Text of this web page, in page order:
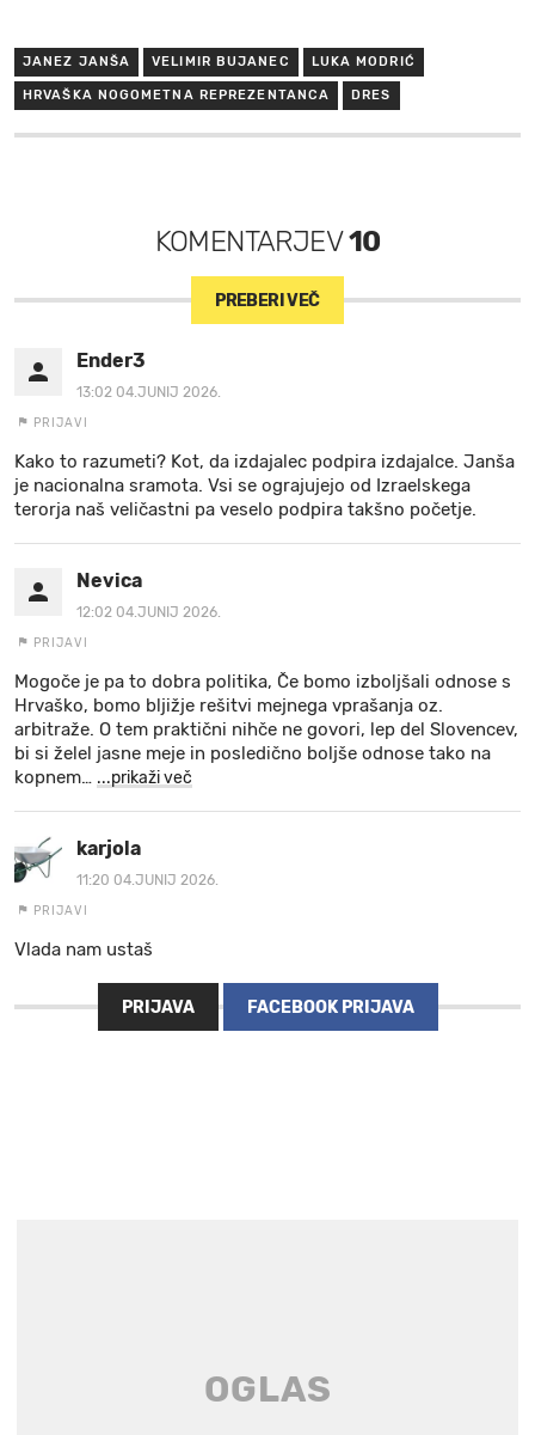
JANEZ JANŠA VELIMIR BUJANEC LUKA MODRIĆ
HRVAŠKA NOGOMETNA REPREZENTANCA DRES
KOMENTARJEV10
PREBERI VEČ
Ender3
13:02 04.JUNIJ 2026.
PRIJAVI
Kako to razumeti? Kot, da izdajalec podpira izdajalce. Janša
je nacionalna sramota. Vsi se ograjujejo od Izraelskega
terorja naš veličastni pa veselo podpira takšno početje.
Nevica
12:02 04.JUNIJ 2026.
PRIJAVI
Mogoče je pa to dobra politika, Če bomo izboljšali odnose s
Hrvaško, bomo bljižje rešitvi mejnega vprašanja oz.
arbitraže. O tem praktični nihče ne govori, lep del Slovencev,
bi si želel jasne meje in posledično boljše odnose tako na
kopnem… ...prikaži več
karjola
11:20 04.JUNIJ 2026.
PRIJAVI
Vlada nam ustaš
PRIJAVA FACEBOOK PRIJAVA